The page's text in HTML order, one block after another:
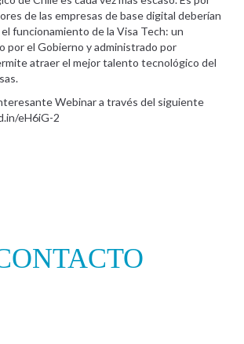
de las empresas de base digital deberían
funcionamiento de la Visa Tech: un
por el Gobierno y administrado por
atraer el mejor talento tecnológico del
Webinar a través del siguiente
eH6iG-2